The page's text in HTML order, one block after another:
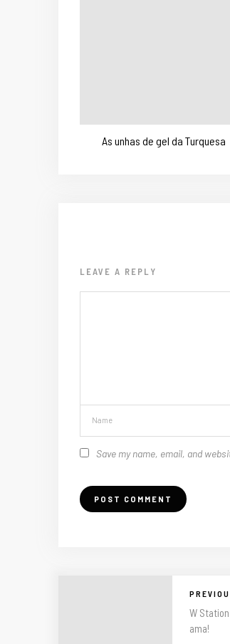
As unhas de gel da Turquesa
LEAVE A REPLY
Save my name, email, and
W
ama!